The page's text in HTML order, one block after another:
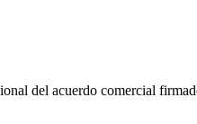
del acuerdo comercial